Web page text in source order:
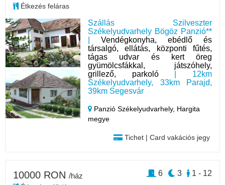
Szállás Szilveszter
Székelyudvarhely Bögöz Panzió**
|Vendégkonyha, ebédlő és
társalgó, ellátás, központi fűtés,
tágas udvar és kert öreg
gyümölcsfákkal, játszóhely,
grillező, parkoló| 12km
Székelyudvarhely, 33km Parajd,
39km Segesvár
Panzió Székelyudvarhely, Hargita
megye
Tichet | Card vakációs jegy
Étkezés feláras
10000 RON /ház 1 - 12
3
6